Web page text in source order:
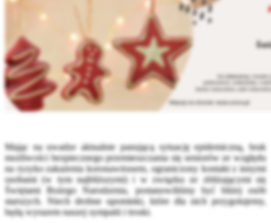
Mając na uwadze aktualnie panującą sytuację epidemiczną, brak
możliwości bezpiecznego przemieszczania się seniorów ze względu
na ryzyko zakażenia koronawirusem, ograniczony kontakt z innymi
osobami (w tym najbliższymi) i w związku ze zbliżającymi się
Świętami Bożego Narodzenia, postanowiliśmy być bliżej osób
starszych. Niech drobne upominki, które dla nich przygotujemy,
będą wyrazem naszej sympatii i troski.